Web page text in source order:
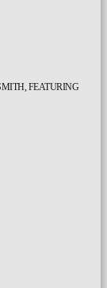
FEATURING